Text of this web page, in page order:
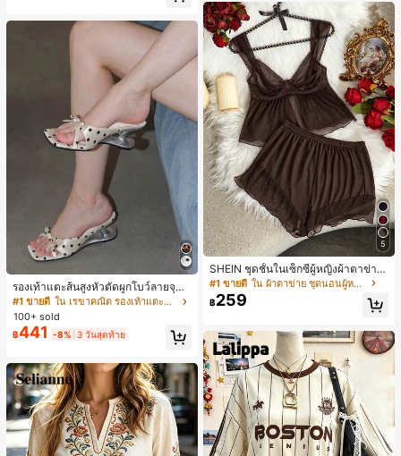
รองเท้าแตะส้นสูงหัวตัดผูกโบว์ลายจุดส
ายเดี่ยวส้นไม่สมมาตรสำหรับผู้หญิง, รอ
งเท้าแตะส้นสูงหนังเทียมสีขาวหรูหรา
สำหรับฤดูร้อน
#1 ขายดี
ใน เรขาคณิต รองเท้าแตะส้นสูงผู้หญิง
100+ sold
฿441 -8% 3 วันสุดท้าย
5
SHEIN ชุดชั้นในเซ็กซี่ผู้หญิงผ้าตาข่าย
มีโครงคัพบาง
#1 ขายดี ใน ผ้าตาข่าย ชุดนอนผู้หญิง
฿259